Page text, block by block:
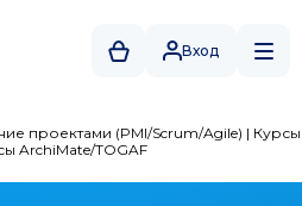
Вход
проектами (PMI/Scrum/Agile) | Курсы
ArchiMate/TOGAF